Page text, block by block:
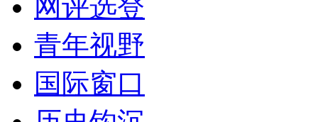
网评选登
青年视野
国际窗口